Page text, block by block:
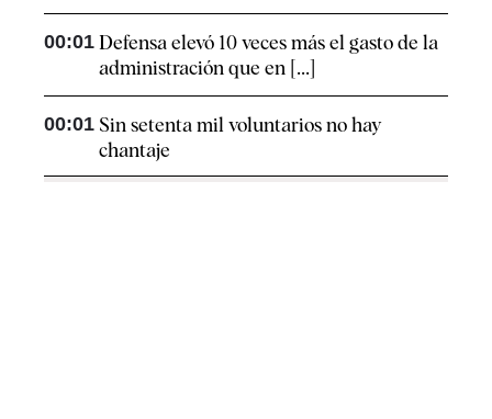
00:01 Defensa elevó 10 veces más el gasto de la
administración que en [...]
00:01 Sin setenta mil voluntarios no hay
chantaje